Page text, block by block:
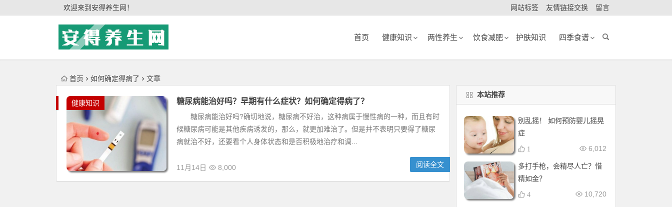
欢迎来到安得养生网！ 网站标签 友情链接交换 留言
首页 健康知识 两性养生 饮食减肥 护肤知识 四季食谱
首页 如何确定得病了 文章
健康知识 糖尿病能治好吗？早期有什么症状？如何确定得病了？
糖尿病能治好吗?确切地说，糖尿病不好治，这种病属于慢性病的一种，而且有时
候糖尿病可能是其他疾病诱发的，那么，就更加难治了。但是并不表明只要得了糖尿
病就治不好，还要看个人身体状态和是否积极地治疗和调...
11月14日 8,000 阅读全文
本站推荐
别乱摇！ 如何预防婴儿摇晃
症
6,012
1
多打手枪，会精尽人亡？惜
精如金？
10,720
4